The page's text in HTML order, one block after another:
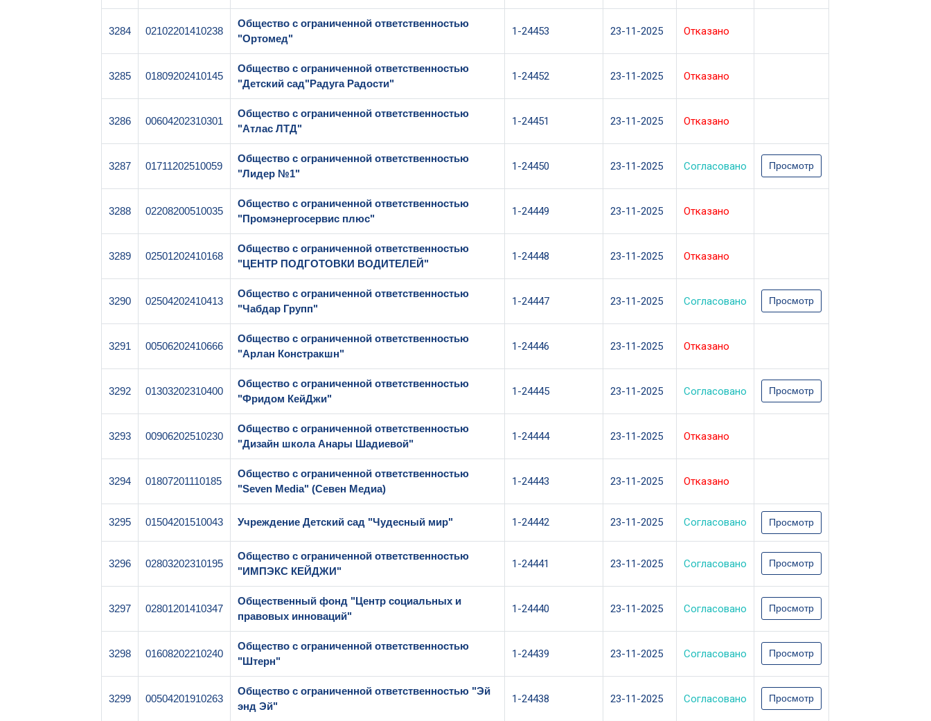
3284 02102201410238
Общество с ограниченной ответственностью
"Ортомед"
1-24453 23-11-2025 Отказано
3285 01809202410145
Общество с ограниченной ответственностью
"Детский сад"Радуга Радости"
1-24452 23-11-2025 Отказано
3286 00604202310301
Общество с ограниченной ответственностью
"Атлас ЛТД"
1-24451 23-11-2025 Отказано
3287 01711202510059
Общество с ограниченной ответственностью
"Лидер №1"
1-24450 23-11-2025 Согласовано Просмотр
3288 02208200510035
Общество с ограниченной ответственностью
"Промэнергосервис плюс"
1-24449 23-11-2025 Отказано
3289 02501202410168
Общество с ограниченной ответственностью
"ЦЕНТР ПОДГОТОВКИ ВОДИТЕЛЕЙ"
1-24448 23-11-2025 Отказано
3290 02504202410413
Общество с ограниченной ответственностью
"Чабдар Групп"
1-24447 23-11-2025 Согласовано Просмотр
3291 00506202410666
Общество с ограниченной ответственностью
"Арлан Констракшн"
1-24446 23-11-2025 Отказано
3292 01303202310400
Общество с ограниченной ответственностью
"Фридом КейДжи"
1-24445 23-11-2025 Согласовано Просмотр
3293 00906202510230
Общество с ограниченной ответственностью
"Дизайн школа Анары Шадиевой"
1-24444 23-11-2025 Отказано
3294 01807201110185
Общество с ограниченной ответственностью
"Seven Media" (Севен Медиа)
1-24443 23-11-2025 Отказано
3295 01504201510043 Учреждение Детский сад "Чудесный мир" 1-24442 23-11-2025 Согласовано Просмотр
3296 02803202310195
Общество с ограниченной ответственностью
"ИМПЭКС КЕЙДЖИ"
1-24441 23-11-2025 Согласовано Просмотр
3297 02801201410347
Общественный фонд "Центр социальных и
правовых инноваций"
1-24440 23-11-2025 Согласовано Просмотр
3298 01608202210240
Общество с ограниченной ответственностью
"Штерн"
1-24439 23-11-2025 Согласовано Просмотр
3299 00504201910263
Общество с ограниченной ответственностью "Эй
энд Эй"
1-24438 23-11-2025 Согласовано Просмотр